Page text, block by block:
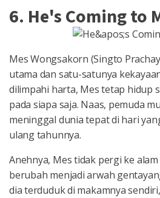
6. He's Coming to
Mes Wongsakorn (Singto
utama dan satu-satunya
dilimpahi harta, Mes tetap hidup
pada siapa saja. Naas, pemuda
meninggal dunia tepat di hari
ulang tahunnya.
Anehnya, Mes tidak pergi ke
berubah menjadi arwah
dia terduduk di makamnya